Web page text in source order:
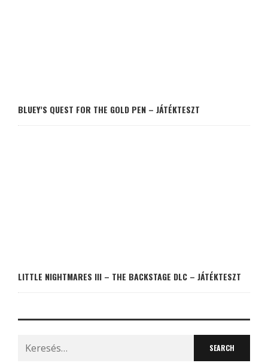
BLUEY’S QUEST FOR THE GOLD PEN – JÁTÉKTESZT
LITTLE NIGHTMARES III – THE BACKSTAGE DLC – JÁTÉKTESZT
Search
for: